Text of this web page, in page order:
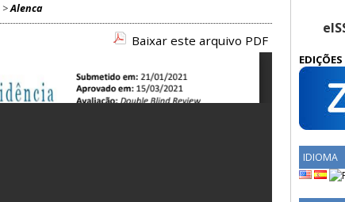
IDIOMA
>Alenca
Baixar este arquivo PDF